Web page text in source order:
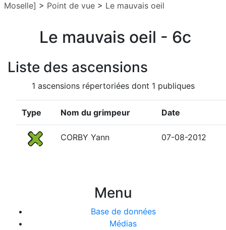
Moselle] > Point de vue > Le mauvais oeil
Le mauvais oeil - 6c
Liste des ascensions
1 ascensions répertoriées dont 1 publiques
Type Nom du grimpeur Date
CORBY Yann 07-08-2012
Menu
Base de données
Médias